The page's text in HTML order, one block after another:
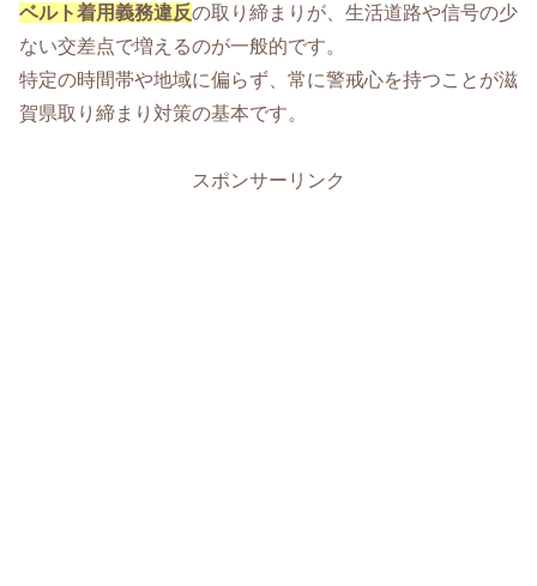
ベルト着用義務違反の取り締まりが、生活道路や信号の少
ない交差点で増えるのが一般的です。
特定の時間帯や地域に偏らず、常に警戒心を持つことが滋
賀県取り締まり対策の基本です。
スポンサーリンク